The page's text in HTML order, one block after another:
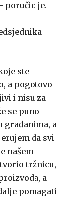
poručio je.
ste
a pogotovo
i nisu za
se puno
građanima, a
da svi
našem
tržnicu,
a
pomagati